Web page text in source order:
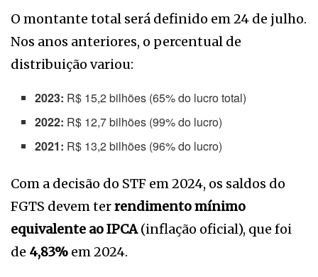
O montante total será definido em 24 de julho.
Nos anos anteriores, o percentual de
distribuição variou:
2023: R$ 15,2 bilhões (65% do lucro total)
2022: R$ 12,7 bilhões (99% do lucro)
2021: R$ 13,2 bilhões (96% do lucro)
Com a decisão do STF em 2024, os saldos do
FGTS devem terrendimento mínimo
equivalente ao IPCA(inflação oficial), que foi
de 4,83% em 2024.